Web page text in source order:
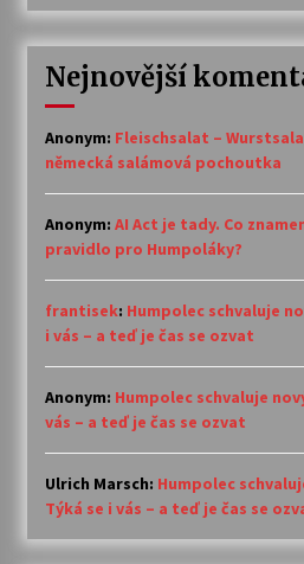
Nejnovější
Anonym: Fleischsalat –
německá salámová pochoutka
Anonym: AI Act je tady. Co
pravidlo pro Humpoláky?
frantisek: Humpolec schvaluje
i vás – a teď je čas se ozvat
Anonym: Humpolec schvaluje
vás – a teď je čas se ozvat
Ulrich Marsch: Humpolec
Týká se i vás – a teď je čas se